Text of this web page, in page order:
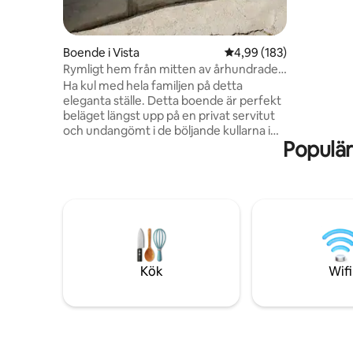
Boende i Vista 4,99 av 5 i
4,99 (183)
Rymligt hem från mitten av århundradet
| Vardagsrum inomhus och utomhus
Ha kul med hela familjen på detta
eleganta ställe. Detta boende är perfekt
beläget längst upp på en privat servitut
och undangömt i de böljande kullarna i
allt detta boende har att erbjuda. 20
minuter till South Oceanside Beaches 30
minuter till LEGOLAND California 35
minuter till San Diego Zoo Safari Park
Kök Wifi